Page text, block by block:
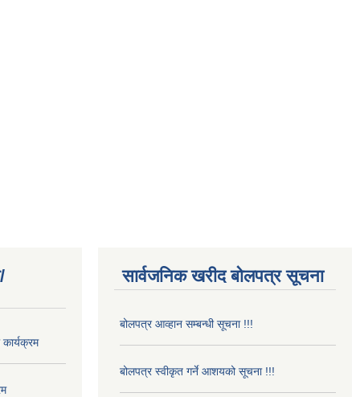
सार्वजनिक खरीद बोलपत्र सूचना
बोलपत्र आव्हान सम्बन्धी सूचना !!!
बोलपत्र स्वीकृत गर्ने आशयको सूचना !!!